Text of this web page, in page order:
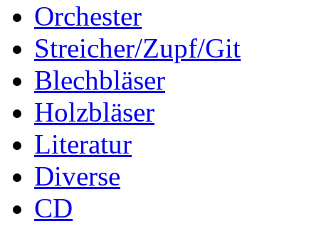
Orchester
Streicher/Zupf/Git
Blechbläser
Holzbläser
Literatur
Diverse
CD